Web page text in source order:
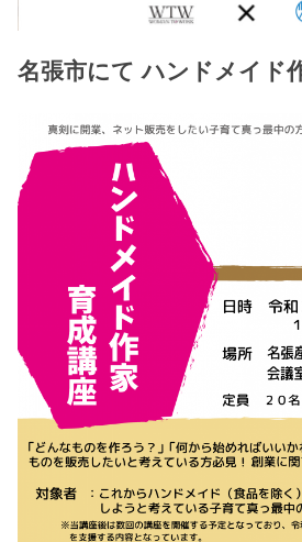
名張市にて ハンドメイド